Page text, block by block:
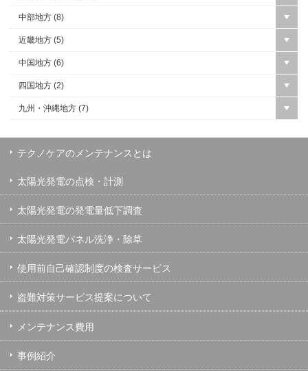
中部地方 (8)
近畿地方 (5)
中国地方 (6)
四国地方 (2)
九州・沖縄地方 (7)
テクノケアのメンテナンスとは
太陽光発電の点検・計測
太陽光発電の発電量低下調査
太陽光発電パネル洗浄・除草
使用前自己確認制度の検査サービス
盗難対策サービス提案について
メンテナンス費用
事例紹介